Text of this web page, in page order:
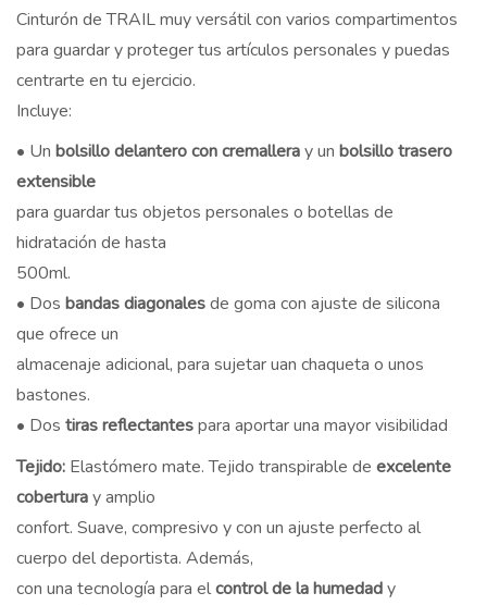
Cinturón de TRAIL muy versátil con varios compartimentos
para guardar y proteger tus artículos personales y puedas
centrarte en tu ejercicio.
Incluye:
• Un bolsillo delantero con cremalleray un bolsillo trasero
extensible
para guardar tus objetos personales o botellas de
hidratación de hasta
500ml.
• Dos bandas diagonalesde goma con ajuste de silicona
que ofrece un
almacenaje adicional, para sujetar uan chaqueta o unos
bastones.
• Dos tiras reflectantespara aportar una mayor visibilidad
Tejido: Elastómero mate. Tejido transpirable de excelente
coberturay amplio
confort. Suave, compresivo y con un ajuste perfecto al
cuerpo del deportista. Además,
con una tecnología para elcontrol de la humedady